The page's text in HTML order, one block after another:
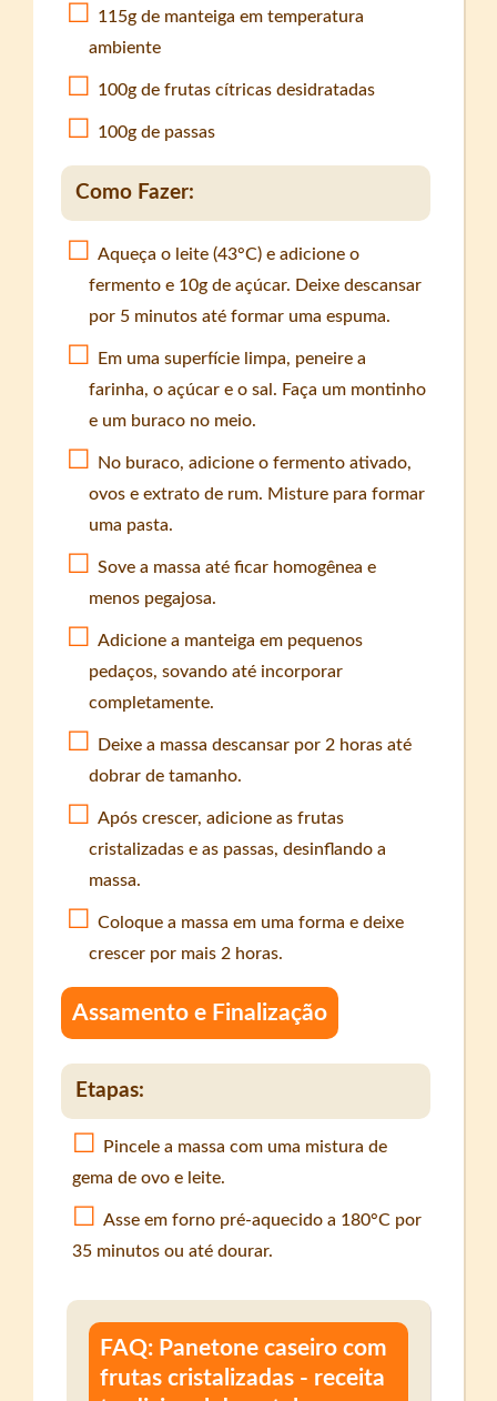
115g de manteiga em temperatura
ambiente
100g de frutas cítricas desidratadas
100g de passas
Como Fazer:
Aqueça o leite (43°C) e adicione o
fermento e 10g de açúcar. Deixe descansar
por 5 minutos até formar uma espuma.
Em uma superfície limpa, peneire a
farinha, o açúcar e o sal. Faça um montinho
e um buraco no meio.
No buraco, adicione o fermento ativado,
ovos e extrato de rum. Misture para formar
uma pasta.
Sove a massa até ficar homogênea e
menos pegajosa.
Adicione a manteiga em pequenos
pedaços, sovando até incorporar
completamente.
Deixe a massa descansar por 2 horas até
dobrar de tamanho.
Após crescer, adicione as frutas
cristalizadas e as passas, desinflando a
massa.
Coloque a massa em uma forma e deixe
crescer por mais 2 horas.
Assamento e Finalização
Etapas:
Pincele a massa com uma mistura de
gema de ovo e leite.
Asse em forno pré-aquecido a 180°C por
35 minutos ou até dourar.
FAQ: Panetone caseiro com
frutas cristalizadas - receita